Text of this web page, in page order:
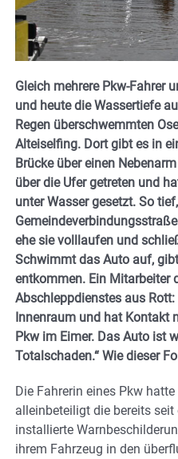
Gleich mehrere Pkw-Fahrer
und heute die Wassertiefe
Regen überschwemmten
Alteiselfing. Dort gibt es in
Brücke über einen
über die Ufer getreten und
unter Wasser gesetzt. So
ehe sie volllaufen und
Schwimmt das Auto auf,
entkommen. Ein Mitarbeiter
Abschleppdienstes aus
Innenraum und hat Kontakt
Pkw im Eimer. Das Auto ist
Totalschaden.“ Wie dieser
Die Fahrerin eines Pkw
alleinbeteiligt die bereits seit
installierte
ihrem Fahrzeug in den